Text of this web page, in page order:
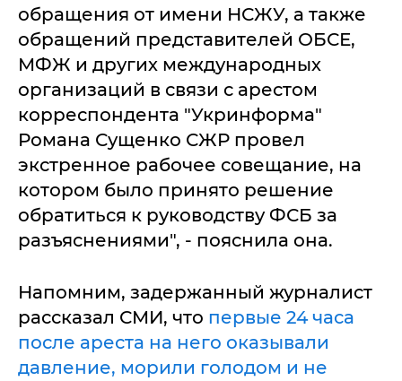
обращения от имени НСЖУ, а также
обращений представителей ОБСЕ,
МФЖ и других международных
организаций в связи с арестом
корреспондента "Укринформа"
Романа Сущенко СЖР провел
экстренное рабочее совещание, на
котором было принято решение
обратиться к руководству ФСБ за
разъяснениями", - пояснила она.
Напомним, задержанный журналист
рассказал СМИ, что первые 24 часа
после ареста на него оказывали
давление, морили голодом и не